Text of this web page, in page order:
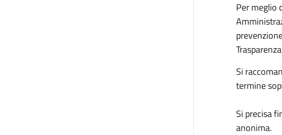
Per meglio
Si
termine
Si precisa
anonima.